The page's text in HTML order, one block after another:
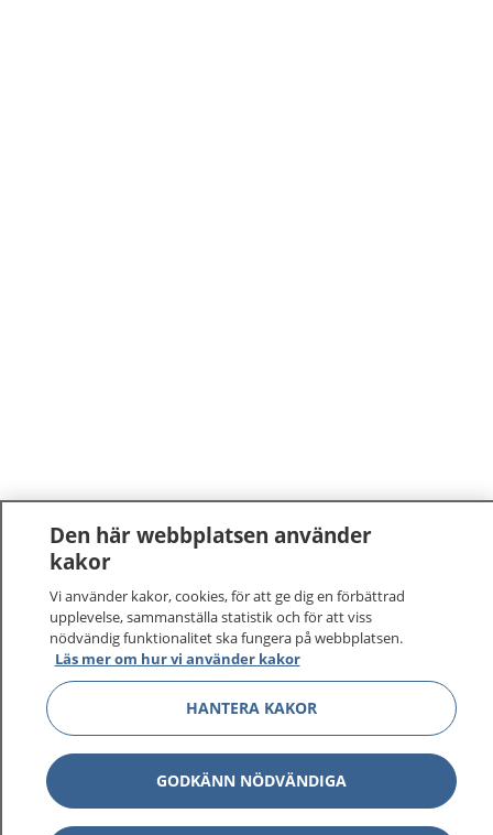
Den här webbplatsen använder
kakor
Vi använder kakor, cookies, för att ge dig en förbättrad
upplevelse, sammanställa statistik och för att viss
nödvändig funktionalitet ska fungera på webbplatsen.
Läs mer om hur vi använder kakor
HANTERA KAKOR
GODKÄNN NÖDVÄNDIGA